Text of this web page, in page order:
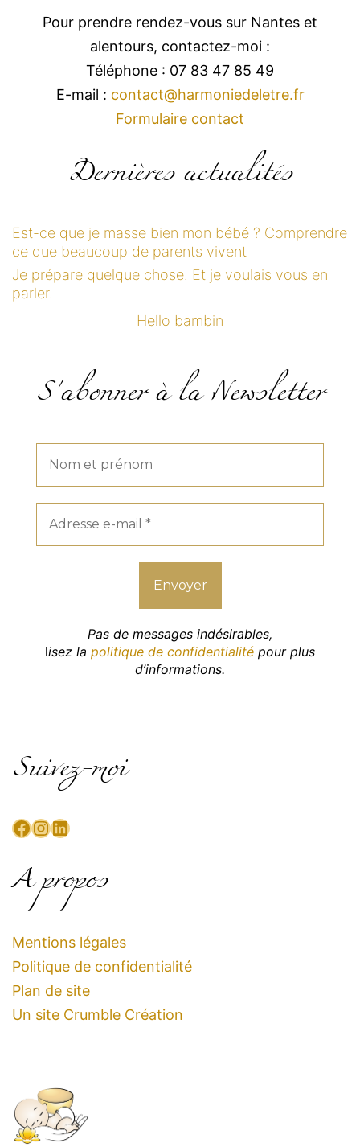
Pour prendre rendez-vous sur Nantes et
alentours, contactez-moi :
Téléphone : 07 83 47 85 49
E-mail : contact@harmoniedeletre.fr
Formulaire contact
Dernières actualités
Est-ce que je masse bien mon bébé ? Comprendre
ce que beaucoup de parents vivent
Je prépare quelque chose. Et je voulais vous en
parler.
Hello bambin
S'abonner à la Newsletter
Pas de messages indésirables,
lisez la politique de confidentialité pour plus
d’informations.
Suivez-moi
Facebook
Instagram
LinkedIn
A propos
Mentions légales
Politique de confidentialité
Plan de site
Un site Crumble Création